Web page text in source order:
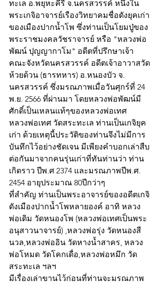
ทะเล อ.พยุหะคีรี จ.นครสวรรค์ หนึ่งใน
พระเกจิอาจารย์เรืองวิทยาคมชื่อดังยุคเก่า
ของเมืองปากน้ำโพ ซึ่งท่านเป็นโยมปู่ของ
พระราชมงคลวัชราจารย์ หรือ "หลวงพ่อ
พัฒน์ ปุญญากาโม" อดีตที่ปรึกษาเจ้า
คณะจังหวัดนครสวรรค์ อดีตเจ้าอาวาสวัด
ห้วยด้วน (ธารทหาร) อ.หนองบัว จ.
นครสวรรค์ ซึ่งมรณภาพเมื่อวันศุกร์ที่ 24
พ.ย. 2566 ที่ผ่านมา โดยหลวงพ่อพัฒน์มี
ศักดิ์เป็นเหลนแท้ๆของหลวงพ่อเทศ
หลวงพ่อเทศ วัดสระทะเล ท่านเป็นเกจิยุค
เก่า ด้วยเหตุนี้ประวัติของท่านจึงไม่มีการ
บันทึกไว้อย่างชัดเจน มีเพียงคำบอกเล่าสืบ
ต่อกันมาจากคนรุ่นเก่าที่ทันท่านว่า ท่าน
เกิดราว ปีพ.ศ 2374 และมรณภาพปีพ.ศ.
2454 อายุประมาณ 80ปีกว่าๆ
ที่สำคัญ ท่านเป็นพระอาจารย์ของอดีตเกจิ
ดังเมืองปากน้ำโพหลายองค์ อาทิ หลวง
พ่อเดิม วัดหนองโพ (หลวงพ่อเทศเป็นพระ
อนุสาวนาจารย์) ,หลวงพ่อรุ่ง วัดหนองสี
นวล,หลวงพ่ออิน วัดหางน้ำสาคร, หลวง
พ่อโหมด วัดโคกเดื่อ,หลวงพ่อหมึก วัด
สระทะเล ฯลฯ
มีเรื่องเล่าขานไว้ก่อนที่ท่านจะมรณภาพ